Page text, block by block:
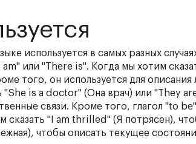
используется в самых разных
или "There is". Когда мы хотим
того, он используется для
is a doctor" (Она врач) или "They
связи. Кроме того, глагол "to
сказать "I am thrilled" (Я потрясен),
чтобы описать текущее